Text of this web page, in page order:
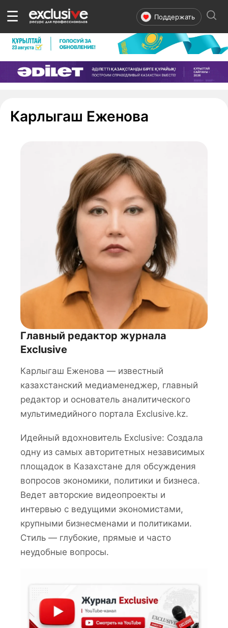
☰ Поддержать
Карлыгаш Еженова
Главный редактор журнала
Exclusive
Карлыгаш Еженова — известный
казахстанский медиаменеджер, главный
редактор и основатель аналитического
мультимедийного портала Exclusive.kz.
Идейный вдохновитель Exclusive: Создала
одну из самых авторитетных независимых
площадок в Казахстане для обсуждения
вопросов экономики, политики и бизнеса.
Ведет авторские видеопроекты и
интервью с ведущими экономистами,
крупными бизнесменами и политиками.
Стиль — глубокие, прямые и часто
неудобные вопросы.